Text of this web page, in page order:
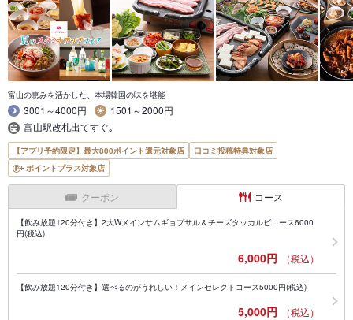
富山の恵みを活かした、本場韓国の味を堪能
3001～4000円
1501～2000円
富山駅改札出てすぐ｡
【アプリ予約限定】最大800ポイント還元対象店
口コミ投稿特典対象店
ポイントプラス対象店
クーポン コース
【飲み放題120分付き】2大Wメインサムギョプサル＆チーズタッカルビコース6000
円(税込)
6,000円 （税込）
【飲み放題120分付き】選べるのがうれしい！メインセレクトコース5000円(税込)
5,000円 （税込）